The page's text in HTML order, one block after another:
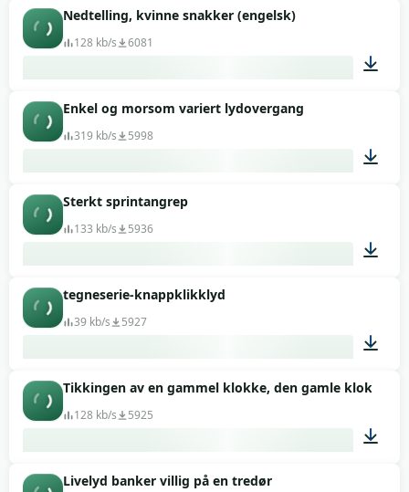
Nedtelling, kvinne snakker (engelsk)
128 kb/s 6081
Enkel og morsom variert lydovergang
319 kb/s 5998
Sterkt sprintangrep
133 kb/s 5936
tegneserie-knappklikklyd
39 kb/s 5927
00:02
Tikkingen av en gammel klokke, den gamle klokken
128 kb/s 5925
Livelyd banker villig på en tredør